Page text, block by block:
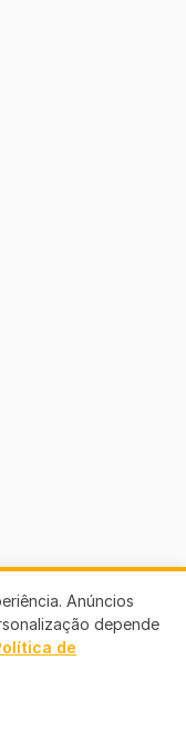
Anúncios
depende
de